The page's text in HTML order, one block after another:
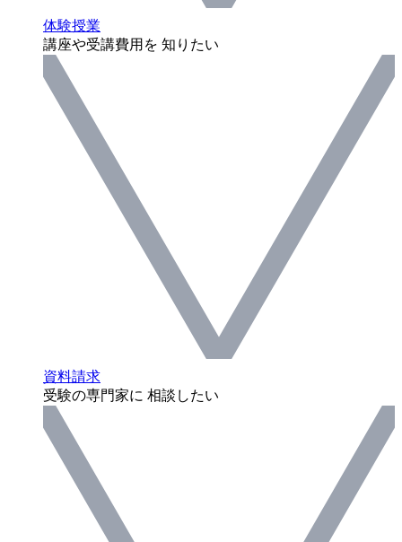
体験授業
講座や受講費用を 知りたい
資料請求
受験の専門家に 相談したい